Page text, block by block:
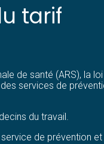
tarif
de santé (ARS), la
services de
du travail.
de prévention